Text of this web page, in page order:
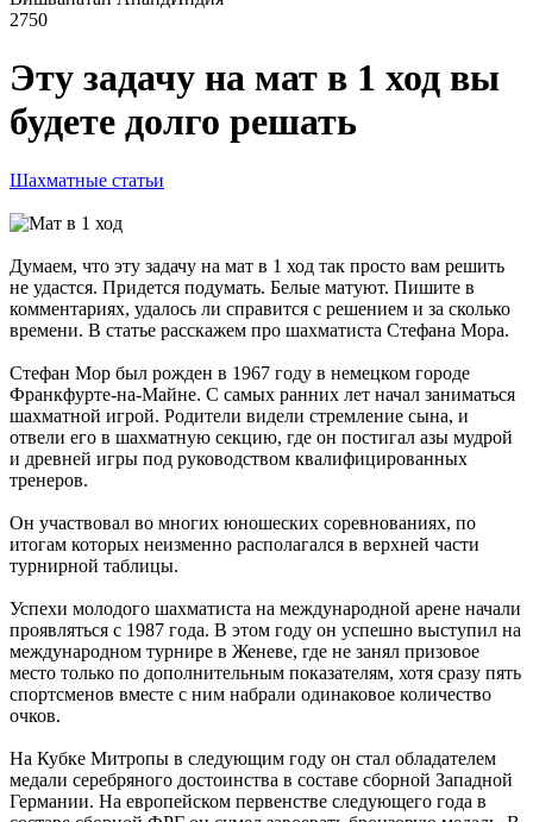
2750
Эту задачу на мат в 1 ход вы
будете долго решать
Шахматные статьи
Думаем, что эту задачу на мат в 1 ход так просто вам решить
не удастся. Придется подумать. Белые матуют. Пишите в
комментариях, удалось ли справится с решением и за сколько
времени. В статье расскажем про шахматиста Стефана Мора.
Стефан Мор был рожден в 1967 году в немецком городе
Франкфурте-на-Майне. С самых ранних лет начал заниматься
шахматной игрой. Родители видели стремление сына, и
отвели его в шахматную секцию, где он постигал азы мудрой
и древней игры под руководством квалифицированных
тренеров.
Он участвовал во многих юношеских соревнованиях, по
итогам которых неизменно располагался в верхней части
турнирной таблицы.
Успехи молодого шахматиста на международной арене начали
проявляться с 1987 года. В этом году он успешно выступил на
международном турнире в Женеве, где не занял призовое
место только по дополнительным показателям, хотя сразу пять
спортсменов вместе с ним набрали одинаковое количество
очков.
На Кубке Митропы в следующим году он стал обладателем
медали серебряного достоинства в составе сборной Западной
Германии. На европейском первенстве следующего года в